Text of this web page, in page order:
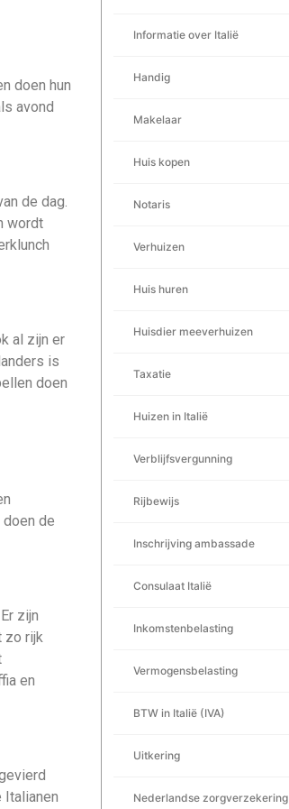
doen hun
avond
de dag.
wordt
al zijn er
is
doen
de
zijn
zo rijk
en
Italianen
Informatie over Italië
Handig
Makelaar
Huis kopen
Notaris
Verhuizen
Huis huren
Huisdier meeverhuizen
Taxatie
Huizen in Italië
Verblijfsvergunning
Rijbewijs
Inschrijving ambassade
Consulaat Italië
Inkomstenbelasting
Vermogensbelasting
BTW in Italië (IVA)
Uitkering
Nederlandse zorgverzekering